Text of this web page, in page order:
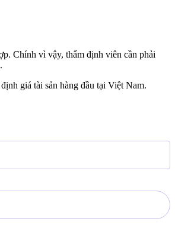
Chính vì vậy, thẩm định viên cần phải
giá tài sản hàng đầu tại Việt Nam.